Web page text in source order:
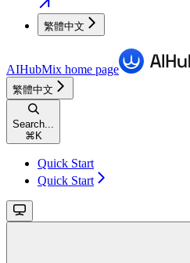
繁體中文
AIHubMix home page
繁體中文
Search...
⌘ K
Quick Start
Quick Start